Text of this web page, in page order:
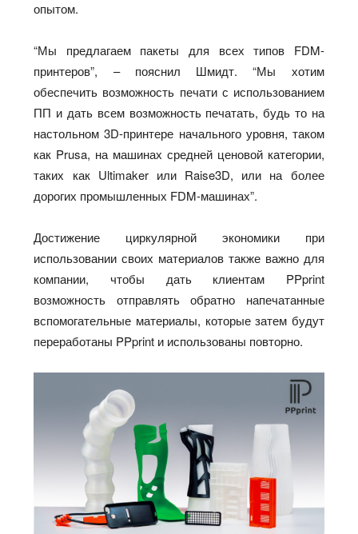
опытом.
“Мы предлагаем пакеты для всех типов FDM-
принтеров”, – пояснил Шмидт. “Мы хотим
обеспечить возможность печати с использованием
ПП и дать всем возможность печатать, будь то на
настольном 3D-принтере начального уровня, таком
как Prusa, на машинах средней ценовой категории,
таких как Ultimaker или Raise3D, или на более
дорогих промышленных FDM-машинах”.
Достижение циркулярной экономики при
использовании своих материалов также важно для
компании, чтобы дать клиентам PPprint
возможность отправлять обратно напечатанные
вспомогательные материалы, которые затем будут
переработаны PPprint и использованы повторно.